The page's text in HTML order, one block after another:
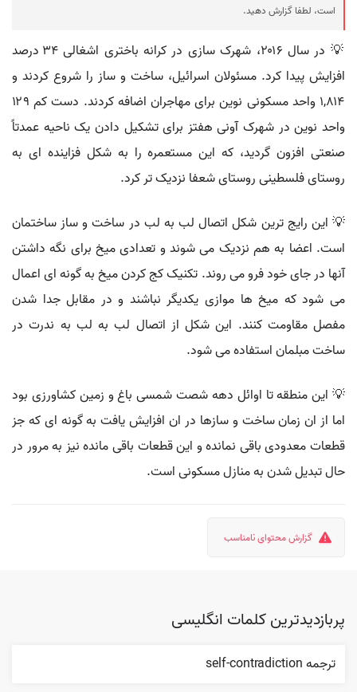
است، لطفا گزارش دهید.
💡 در سال ۲۰۱۶، شهرک سازی در کرانه باختری اشغالی ۳۴ درصد
افزایش پیدا کرد. مسئولان اسرائیل، ساخت و ساز را شروع کردند و
۱,۸۱۴ واحد مسکونی نوین برای مهاجران اضافه کردند. دست کم ۱۲۹
واحد نوین در شهرک آونی هفتز برای تشکیل دادن یک ناحیه عمدتاً
صنعتی افزون گردید، که این مستعمره را به شکل فزاینده ای به
روستای فلسطینی روستای شعفا نزدیک تر کرد.
💡 این رایج ترین شکل اتصال لب به لب در ساخت و ساز ساختمان
است. اعضا به هم نزدیک می شوند و تعدادی میخ برای نگه داشتن
آنها در جای خود فرو می روند. تکنیک کج کردن میخ به گونه ای اعمال
می شود که میخ ها موازی یکدیگر نباشند و در مقابل جدا شدن
مفصل مقاومت کنند. این شکل از اتصال لب به لب به ندرت در
ساخت مبلمان استفاده می شود.
💡 این منطقه تا اوائل دهه شصت شمسی باغ و زمین کشاورزی بود
اما از ان زمان ساخت و سازها در ان افزایش یافت به گونه ای که جز
قطعات معدودی باقی نمانده و این قطعات باقی مانده نیز به مرور در
حال تبدیل شدن به منازل مسکونی است.
گزارش محتوای نامناسب
پربازدیدترین کلمات انگلیسی
ترجمه self-contradiction